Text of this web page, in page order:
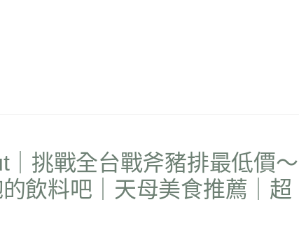
挑戰全台戰斧豬排最低價～
飲料吧｜天母美食推薦｜超